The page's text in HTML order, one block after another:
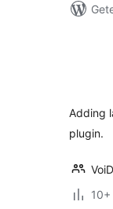
Adding
plugin.